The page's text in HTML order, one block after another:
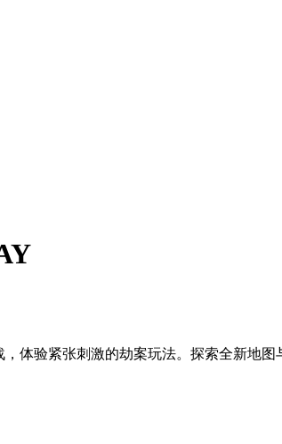
体验紧张刺激的劫案玩法。探索全新地